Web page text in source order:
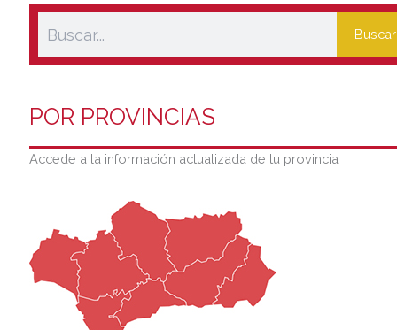
Buscar
POR PROVINCIAS
Accede a la información actualizada de tu provincia